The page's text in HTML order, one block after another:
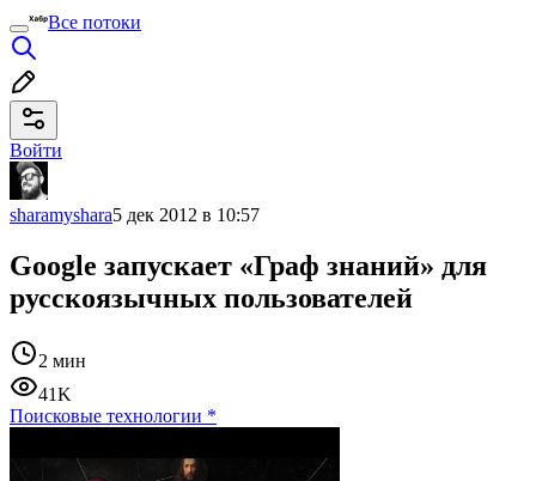
Все потоки
Войти
sharamyshara5 дек 2012 в 10:57
Google запускает «Граф знаний» для
русскоязычных пользователей
2 мин
41K
Поисковые технологии *